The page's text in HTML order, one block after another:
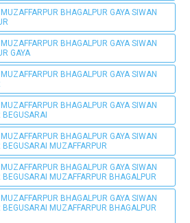
BHAGALPUR GAYA SIWAN
BHAGALPUR GAYA SIWAN
GAYA
BHAGALPUR GAYA SIWAN
BHAGALPUR GAYA SIWAN
BHAGALPUR GAYA SIWAN
MUZAFFARPUR
BHAGALPUR GAYA SIWAN
MUZAFFARPUR BHAGALPUR
BHAGALPUR GAYA SIWAN
MUZAFFARPUR BHAGALPUR